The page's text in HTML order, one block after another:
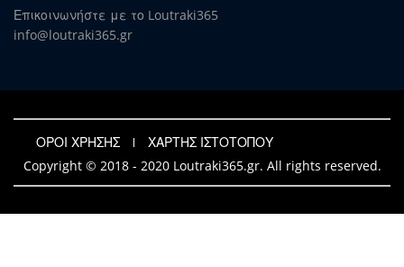
Επικοινωνήστε με το Loutraki365
info@loutraki365.gr
ΟΡΟΙ ΧΡΗΣΗΣ
ΧΑΡΤΗΣ ΙΣΤΟΤΟΠΟΥ
Copyright © 2018 - 2020 Loutraki365.gr. All rights reserved.